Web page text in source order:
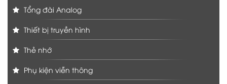
Tổng đài Analog
Thiết bị truyền hình
Thẻ nhớ
Phụ kiện viễn thông